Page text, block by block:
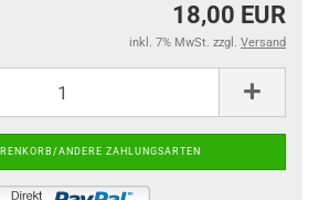
18,00 EUR
inkl. 7% MwSt. zzgl. Versand